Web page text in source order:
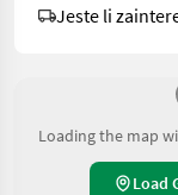
Jeste li
Loading the map
Load